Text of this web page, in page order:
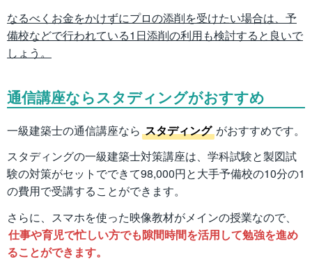
なるべくお金をかけずにプロの添削を受けたい場合は、予
備校などで行われている1日添削の利用も検討すると良いで
しょう。
通信講座ならスタディングがおすすめ
一級建築士の通信講座なら スタディング がおすすめです。
スタディングの一級建築士対策講座は、学科試験と製図試
験の対策がセットでできて98,000円と大手予備校の10分の1
の費用で受講することができます。
さらに、スマホを使った映像教材がメインの授業なので、
仕事や育児で忙しい方でも隙間時間を活用して勉強を進め
ることができます。